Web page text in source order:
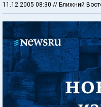
11.12.2005 08:30 // Ближний